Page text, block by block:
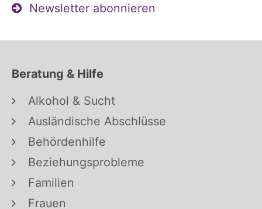
Newsletter abonnieren
Beratung & Hilfe
Alkohol & Sucht
Ausländische Abschlüsse
Behördenhilfe
Beziehungsprobleme
Familien
Frauen